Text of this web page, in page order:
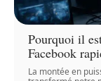
Pourquoi il
Facebook
La montée en